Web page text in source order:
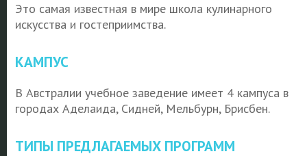
Это самая известная в мире школа кулинарного
искусства и гостеприимства.
КАМПУС
В Австралии учебное заведение имеет 4 кампуса в
городах Аделаида, Сидней, Мельбурн, Брисбен.
ТИПЫ ПРЕДЛАГАЕМЫХ ПРОГРАММ